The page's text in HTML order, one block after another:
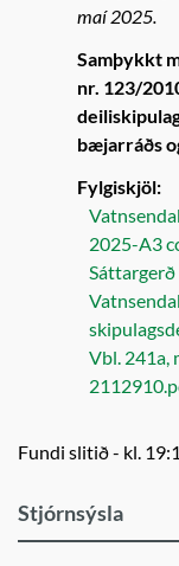
maí 2025.
Samþykkt
nr. 123/
bæjarráðs
Fylgiskjöl:
2025-A3
Vbl. 241a,
Fundi slitið - kl.
Stjórnsýsla